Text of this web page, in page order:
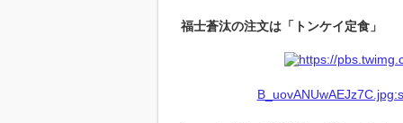
福士蒼汰の注文は「トンケイ定食」